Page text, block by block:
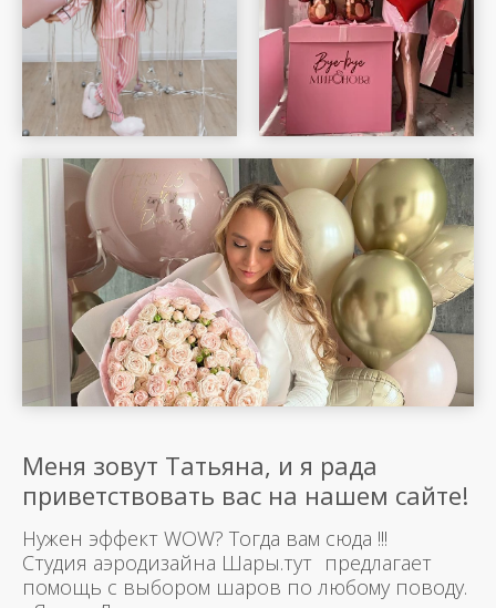
Меня зовут Татьяна, и я рада
приветствовать вас на нашем сайте!
Нужен эффект WOW? Тогда вам сюда !!!
Студия аэродизайна Шары.тут предлагает
помощь с выбором шаров по любому поводу.